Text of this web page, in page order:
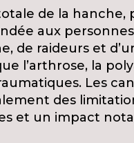
de la hanche,
aux
de raideurs et
l’arthrose, la
Les
des
et un impact